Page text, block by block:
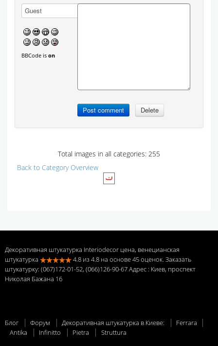
BBCode ison
Total images in all categories: 255
Back to Category Overview
Декоративная штукатурка Interiodecor цена, венецианская
штукатурка
4.8 из4.8 на основе45оценок. Заказать
штукатурку: (067)172-01-52, (066)126-90-67 Адрес : Киев, проспект
Николая Бажана 16
Блог Форум Декоративная штукатурка в Киеве:
Ferrara
Antika
Infinitto Pietra Struttura